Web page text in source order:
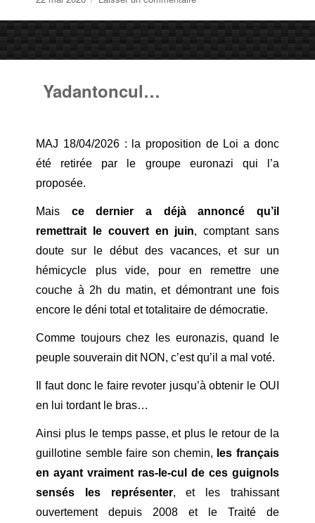
Yadantoncul…
MAJ 18/04/2026 : la proposition de Loi a donc
été retirée par le groupe euronazi qui l’a
proposée.
Mais ce dernier a déjà annoncé qu’il
remettrait le couvert en juin, comptant sans
doute sur le début des vacances, et sur un
hémicycle plus vide, pour en remettre une
couche à 2h du matin, et démontrant une fois
encore le déni total et totalitaire de démocratie.
Comme toujours chez les euronazis, quand le
peuple souverain dit NON, c’est qu’il a mal voté.
Il faut donc le faire revoter jusqu’à obtenir le OUI
en lui tordant le bras…
Ainsi plus le temps passe, et plus le retour de la
guillotine semble faire son chemin, les français
en ayant vraiment ras-le-cul de ces guignols
sensés les représenter, et les trahissant
ouvertement depuis 2008 et le Traité de